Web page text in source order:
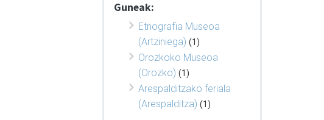
Guneak:
Etnografia Museoa
(Artziniega) (1)
Orozkoko Museoa
(Orozko) (1)
Arespalditzako feriala
(Arespalditza) (1)